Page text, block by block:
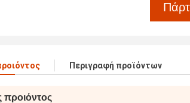
Περιγραφή προϊόντων
προιόντος